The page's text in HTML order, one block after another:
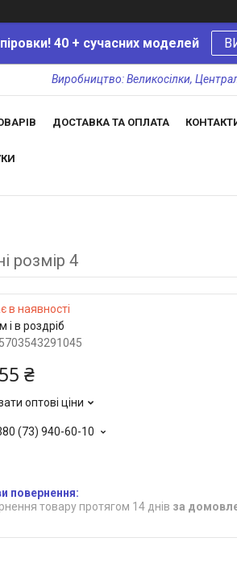
40 + сучасних моделей
Виробництво: Великосілки,
ДОСТАВКА ТА ОПЛАТА
розмір 4
в наявності
і в роздріб
5703543291045
₴
оптові ціни
(73) 940-60-10
товару протягом 14 днів за